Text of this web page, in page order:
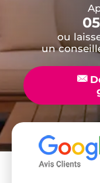
ou
un
📧